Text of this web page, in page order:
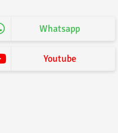
Whatsapp
Youtube